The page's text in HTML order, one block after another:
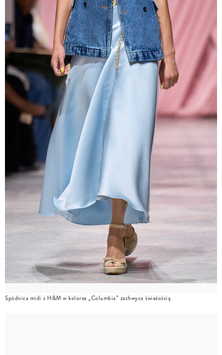
Spódnica midi z H&M w kolorze „Columbia” zachwyca świeżością